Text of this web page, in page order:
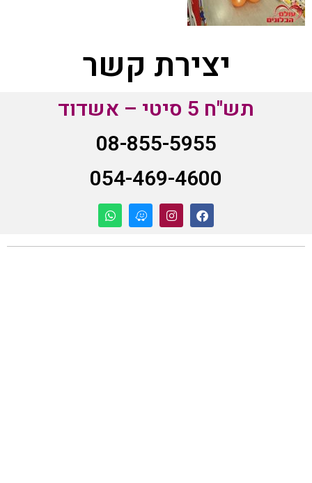
יצירת קשר
תש"ח 5 סיטי – אשדוד
08-855-5955
054-469-4600